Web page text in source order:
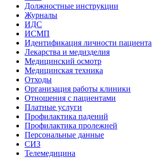
Должностные инструкции
Журналы
ИДС
ИСМП
Идентификация личности пациента
Лекарства и медизделия
Медицинский осмотр
Медицинская техника
Отходы
Организация работы клиники
Отношения с пациентами
Платные услуги
Профилактика падений
Профилактика пролежней
Персональные данные
СИЗ
Телемедицина